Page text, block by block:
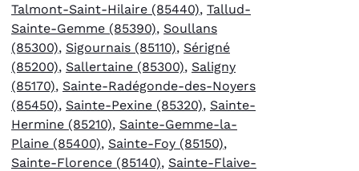
Talmont-Saint-Hilaire (85440), Tallud-
Sainte-Gemme (85390), Soullans
(85300), Sigournais (85110), Sérigné
(85200), Sallertaine (85300), Saligny
(85170), Sainte-Radégonde-des-Noyers
(85450), Sainte-Pexine (85320), Sainte-
Hermine (85210), Sainte-Gemme-la-
Plaine (85400), Sainte-Foy (85150),
Sainte-Florence (85140), Sainte-Flaive-